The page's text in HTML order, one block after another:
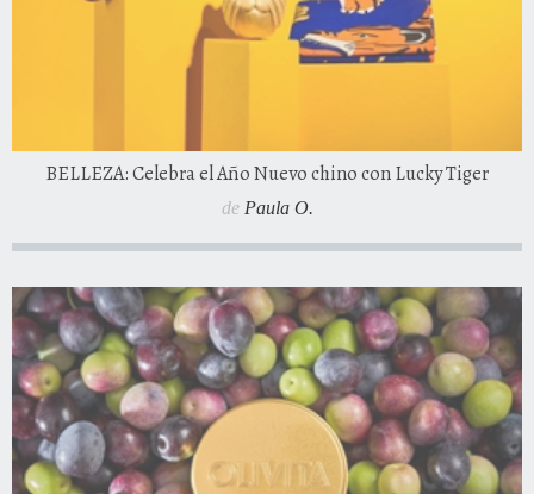
BELLEZA: Celebra el Año Nuevo chino con Lucky Tiger
de Paula O.